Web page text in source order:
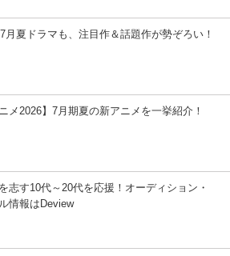
月夏ドラマも、注目作＆話題作が勢ぞろい！
ニメ2026】7月期夏の新アニメを一挙紹介！
志す10代～20代を応援！オーディション・
情報はDeview